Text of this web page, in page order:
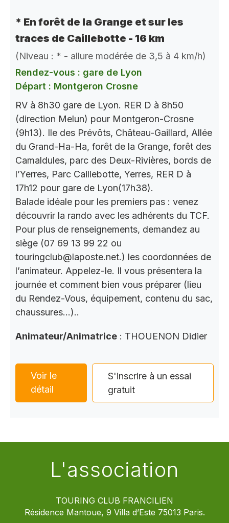
* En forêt de la Grange et sur les
traces de Caillebotte - 16 km
(Niveau : * - allure modérée de 3,5 à 4 km/h)
Rendez-vous : gare de Lyon
Départ : Montgeron Crosne
RV à 8h30 gare de Lyon. RER D à 8h50
(direction Melun) pour Montgeron-Crosne
(9h13). Ile des Prévôts, Château-Gaillard, Allée
du Grand-Ha-Ha, forêt de la Grange, forêt des
Camaldules, parc des Deux-Rivières, bords de
l’Yerres, Parc Caillebotte, Yerres, RER D à
17h12 pour gare de Lyon(17h38).
Balade idéale pour les premiers pas : venez
découvrir la rando avec les adhérents du TCF.
Pour plus de renseignements, demandez au
siège (07 69 13 99 22 ou
touringclub@laposte.net.) les coordonnées de
l’animateur. Appelez-le. Il vous présentera la
journée et comment bien vous préparer (lieu
du Rendez-Vous, équipement, contenu du sac,
chaussures…)..
Animateur/Animatrice : THOUENON Didier
Voir le
détail
S'inscrire à un essai
gratuit
L'association
TOURING CLUB FRANCILIEN
Résidence Mantoue, 9 Villa d’Este 75013 Paris.